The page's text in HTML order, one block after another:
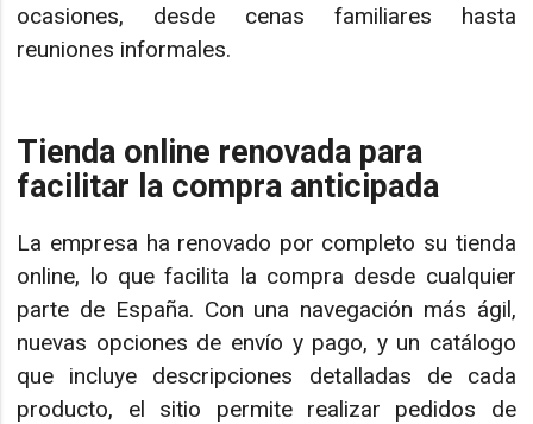
ocasiones, desde cenas familiares hasta
reuniones informales.
Tienda online renovada para
facilitar la compra anticipada
La empresa ha renovado por completo su tienda
online, lo que facilita la compra desde cualquier
parte de España. Con una navegación más ágil,
nuevas opciones de envío y pago, y un catálogo
que incluye descripciones detalladas de cada
producto, el sitio permite realizar pedidos de